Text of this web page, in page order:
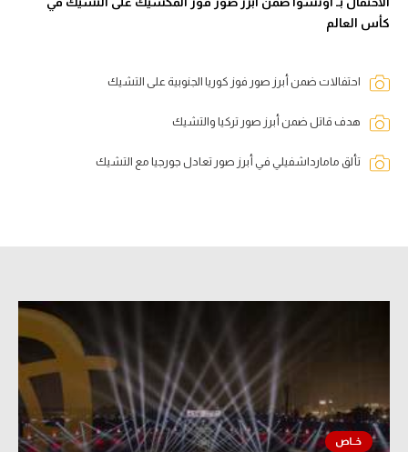
كأس العالم
احتفالات ضمن أبرز صور فوز كوريا الجنوبية على التشيك
هدف قاتل ضمن أبرز صور تركيا والتشيك
تألق مامارداشفيلي في أبرز صور تعادل جورجيا مع التشيك